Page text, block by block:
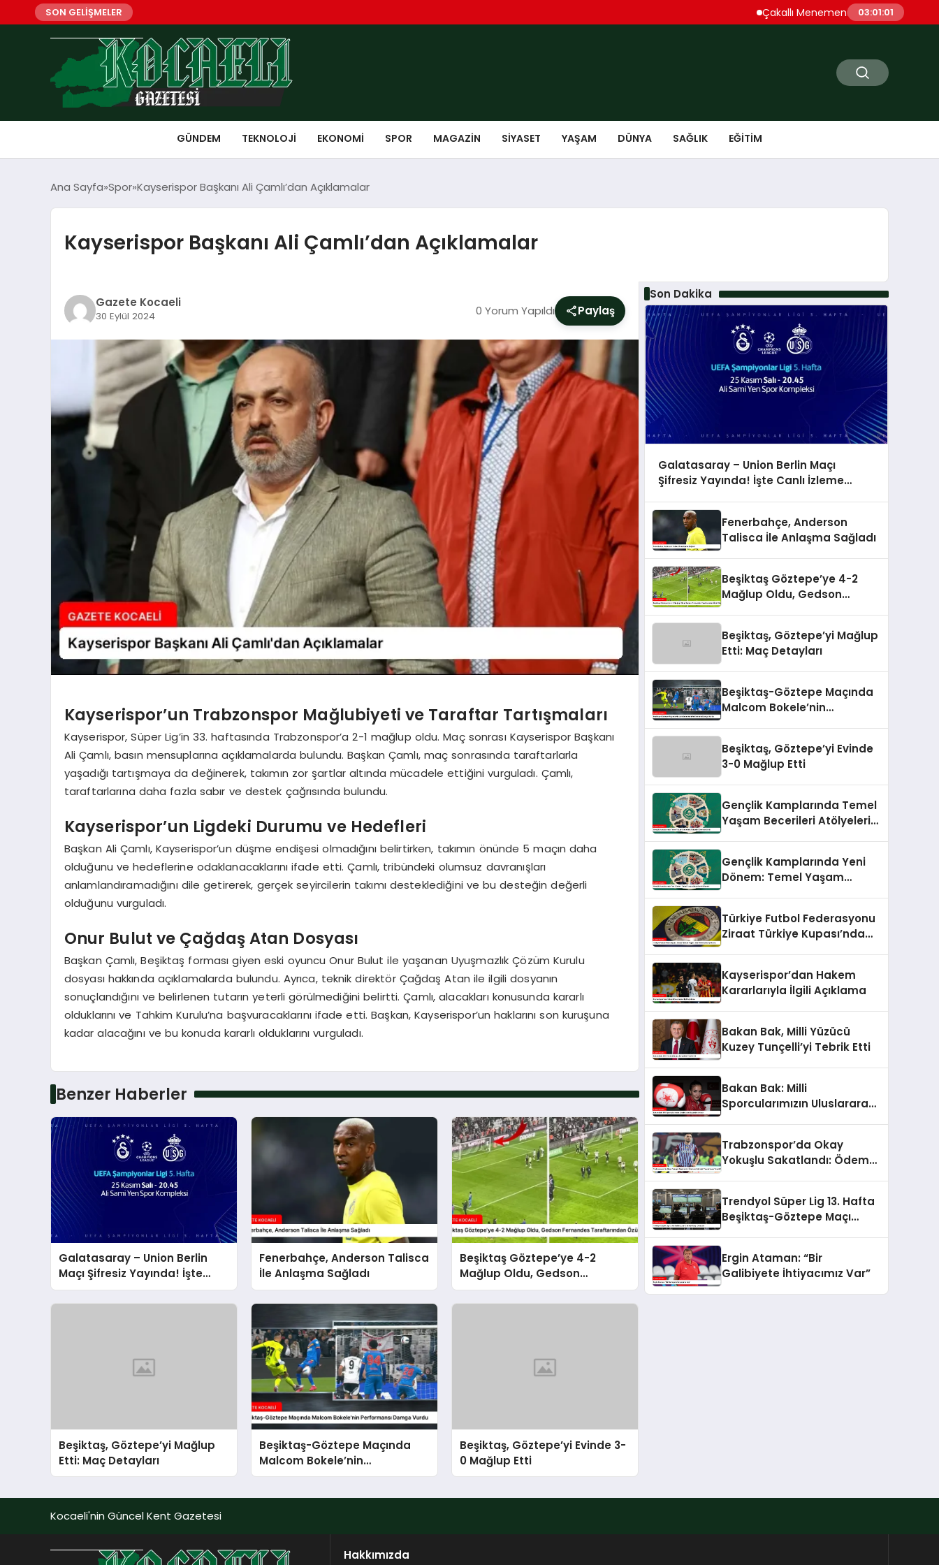
SON GELİŞMELER Çakallı Menemeni Denince Öne Çıkan
03:01:02
GÜNDEM TEKNOLOJI EKONOMI SPOR MAGAZIN SIYASET YAŞAM DÜNYA SAĞLIK EĞITIM
Ana Sayfa Spor Kayserispor Başkanı Ali Çamlı’dan Açıklamalar
Kayserispor Başkanı Ali Çamlı’dan Açıklamalar
Gazete Kocaeli
30 Eylül 2024 0 Yorum Yapıldı Paylaş
Kayserispor’un Trabzonspor Mağlubiyeti ve Taraftar Tartışmaları
Kayserispor, Süper Lig’in 33. haftasında Trabzonspor’a 2-1 mağlup oldu. Maç sonrası Kayserispor Başkanı
Ali Çamlı, basın mensuplarına açıklamalarda bulundu. Başkan Çamlı, maç sonrasında taraftarlarla
yaşadığı tartışmaya da değinerek, takımın zor şartlar altında mücadele ettiğini vurguladı. Çamlı,
taraftarlarına daha fazla sabır ve destek çağrısında bulundu.
Kayserispor’un Ligdeki Durumu ve Hedefleri
Başkan Ali Çamlı, Kayserispor’un düşme endişesi olmadığını belirtirken, takımın önünde 5 maçın daha
olduğunu ve hedeflerine odaklanacaklarını ifade etti. Çamlı, tribündeki olumsuz davranışları
anlamlandıramadığını dile getirerek, gerçek seyircilerin takımı desteklediğini ve bu desteğin değerli
olduğunu vurguladı.
Onur Bulut ve Çağdaş Atan Dosyası
Başkan Çamlı, Beşiktaş forması giyen eski oyuncu Onur Bulut ile yaşanan Uyuşmazlık Çözüm Kurulu
dosyası hakkında açıklamalarda bulundu. Ayrıca, teknik direktör Çağdaş Atan ile ilgili dosyanın
sonuçlandığını ve belirlenen tutarın yeterli görülmediğini belirtti. Çamlı, alacakları konusunda kararlı
olduklarını ve Tahkim Kurulu’na başvuracaklarını ifade etti. Başkan, Kayserispor’un haklarını son kuruşuna
kadar alacağını ve bu konuda kararlı olduklarını vurguladı.
Benzer Haberler
Galatasaray – Union Berlin
Maçı Şifresiz Yayında! İşte
Canlı İzleme Adresi
Fenerbahçe, Anderson Talisca
İle Anlaşma Sağladı
Beşiktaş Göztepe’ye 4-2
Mağlup Oldu, Gedson
Fernandes Taraftarından
Özür Diledi
Beşiktaş, Göztepe’yi Mağlup
Etti: Maç Detayları
Beşiktaş-Göztepe Maçında
Malcom Bokele’nin
Performansı Damga Vurdu
Beşiktaş, Göztepe’yi Evinde 3-
0 Mağlup Etti
Son Dakika
Galatasaray – Union Berlin Maçı
Şifresiz Yayında! İşte Canlı İzleme
Fenerbahçe, Anderson
Talisca İle Anlaşma Sağladı
Beşiktaş Göztepe’ye 4-2
Mağlup Oldu, Gedson
Beşiktaş, Göztepe’yi Mağlup
Etti: Maç Detayları
Beşiktaş-Göztepe Maçında
Malcom Bokele’nin
Beşiktaş, Göztepe’yi Evinde
3-0 Mağlup Etti
Gençlik Kamplarında Temel
Yaşam Becerileri Atölyeleri
Gençlik Kamplarında Yeni
Dönem: Temel Yaşam
Türkiye Futbol Federasyonu
Ziraat Türkiye Kupası’nda
Kayserispor’dan Hakem
Kararlarıyla İlgili Açıklama
Bakan Bak, Milli Yüzücü
Kuzey Tunçelli’yi Tebrik Etti
Bakan Bak: Milli
Sporcularımızın Uluslararası
Trabzonspor’da Okay
Yokuşlu Sakatlandı: Ödem
Trendyol Süper Lig 13. Hafta
Beşiktaş-Göztepe Maçı
Ergin Ataman: “Bir
Galibiyete İhtiyacımız Var”
Kocaeli'nin Güncel Kent Gazetesi
Hakkımızda